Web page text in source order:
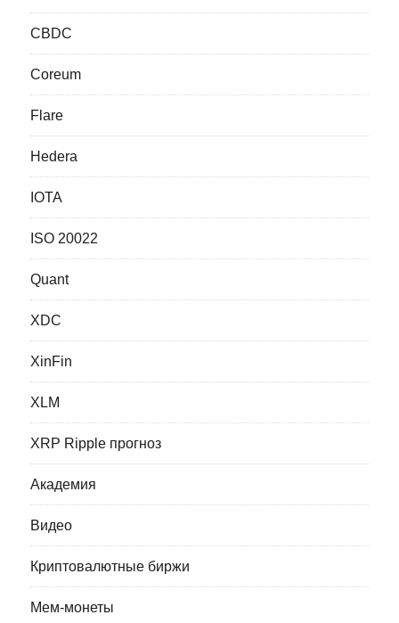
CBDC
Coreum
Flare
Hedera
IOTA
ISO 20022
Quant
XDC
XinFin
XLM
XRP Ripple прогноз
Академия
Видео
Криптовалютные биржи
Мем-монеты